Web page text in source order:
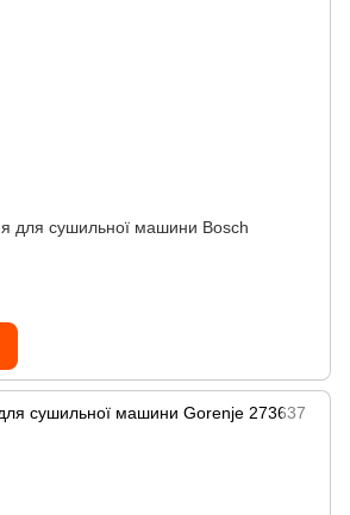
для сушильної машини Bosch